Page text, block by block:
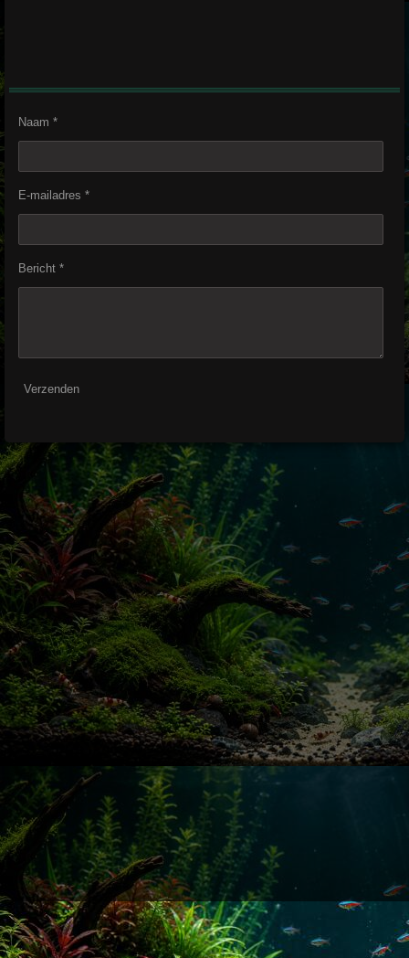
Naam *
E-mailadres *
Bericht *
Verzenden